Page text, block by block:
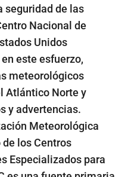
seguridad de las
Nacional de
Unidos
este esfuerzo,
meteorológicos
Atlántico Norte y
y advertencias.
Meteorológica
los Centros
Especializados para